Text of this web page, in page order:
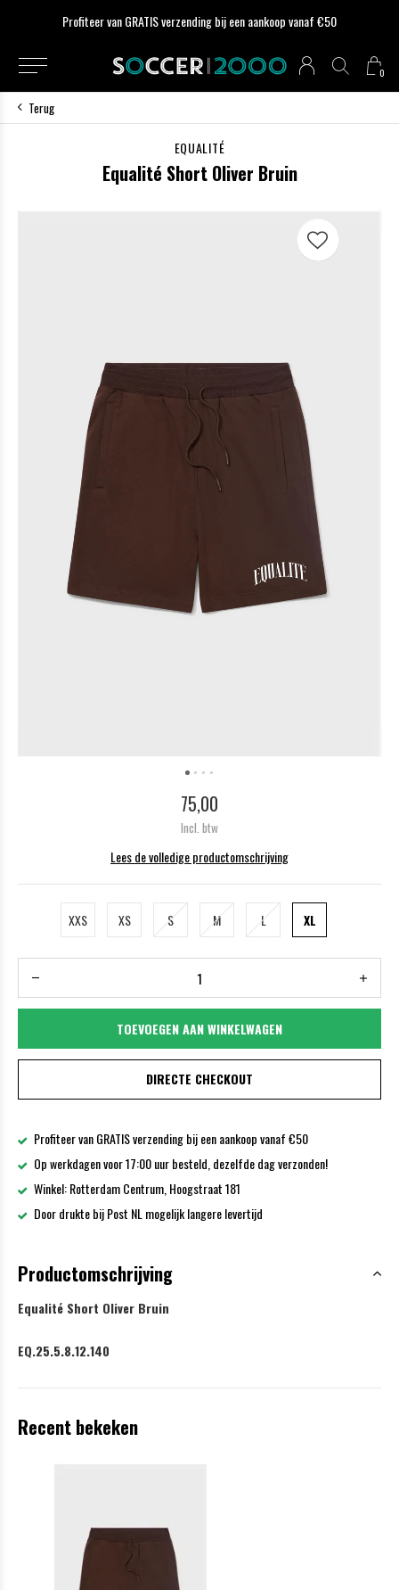
0
Profiteer van GRATIS verzending bij een aankoop vanaf €50
Terug
EQUALITÉ
Equalité Short Oliver Bruin
75,00
Incl. btw
Lees de volledige productomschrijving
XXS XS S M L XL
TOEVOEGEN AAN WINKELWAGEN
DIRECTE CHECKOUT
Profiteer van GRATIS verzending bij een aankoop vanaf €50
Op werkdagen voor 17:00 uur besteld, dezelfde dag verzonden!
Winkel: Rotterdam Centrum, Hoogstraat 181
Door drukte bij Post NL mogelijk langere levertijd
Productomschrijving
Equalité Short Oliver Bruin
EQ.25.5.8.12.140
Recent bekeken